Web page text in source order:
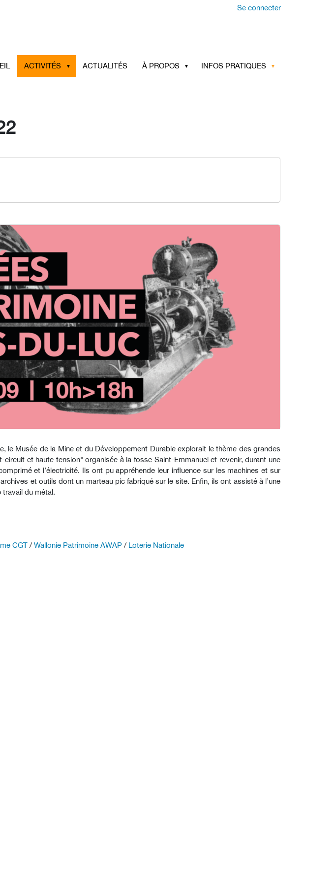
Se connecter
ACTIVITÉS ACTUALITÉS À PROPOS INFOS PRATIQUES
Musée de la Mine et du Développement Durable explorait le thème des grandes
et haute tension" organisée à la fosse Saint-Emmanuel et revenir, durant une
et l’électricité. Ils ont pu appréhende leur influence sur les machines et sur
et outils dont un marteau pic fabriqué sur le site. Enfin, ils ont assisté à l’une
travail du métal.
CGT / Wallonie Patrimoine AWAP / Loterie Nationale